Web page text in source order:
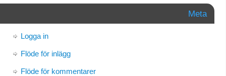
Meta
Logga in
Flöde för inlägg
Flöde för kommentarer